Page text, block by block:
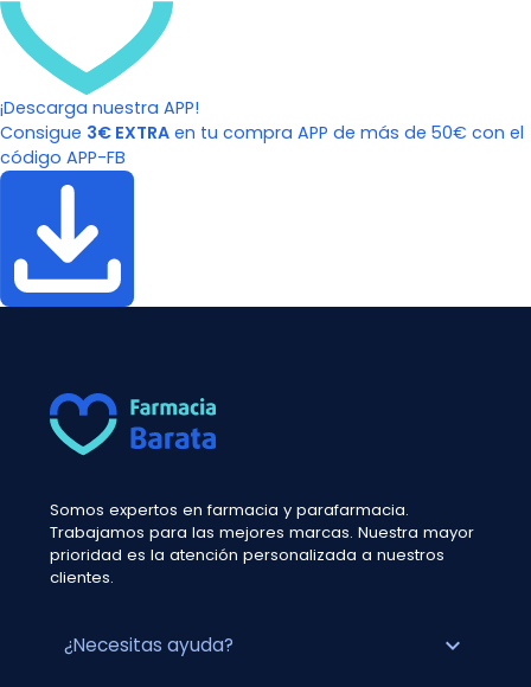
¡Descarga nuestra APP!
Consigue 3€ EXTRA en tu compra APP de más de 50€ con el
código APP-FB
Somos expertos en farmacia y parafarmacia.
Trabajamos para las mejores marcas. Nuestra mayor
prioridad es la atención personalizada a nuestros
clientes.
¿Necesitas ayuda? expand_more